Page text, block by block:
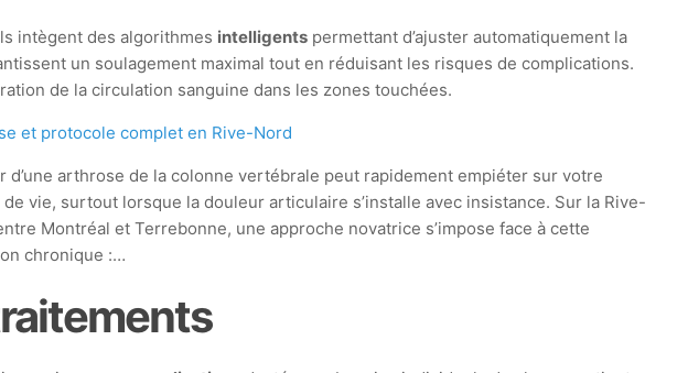
intègent des algorithmes intelligents permettant d’ajuster automatiquement la
un soulagement maximal tout en réduisant les risques de complications.
de la circulation sanguine dans les zones touchées.
et protocole complet en Rive-Nord
d’une arthrose de la colonne vertébrale peut rapidement empiéter sur votre
vie, surtout lorsque la douleur articulaire s’installe avec insistance. Sur la Rive-
Montréal et Terrebonne, une approche novatrice s’impose face à cette
chronique :…